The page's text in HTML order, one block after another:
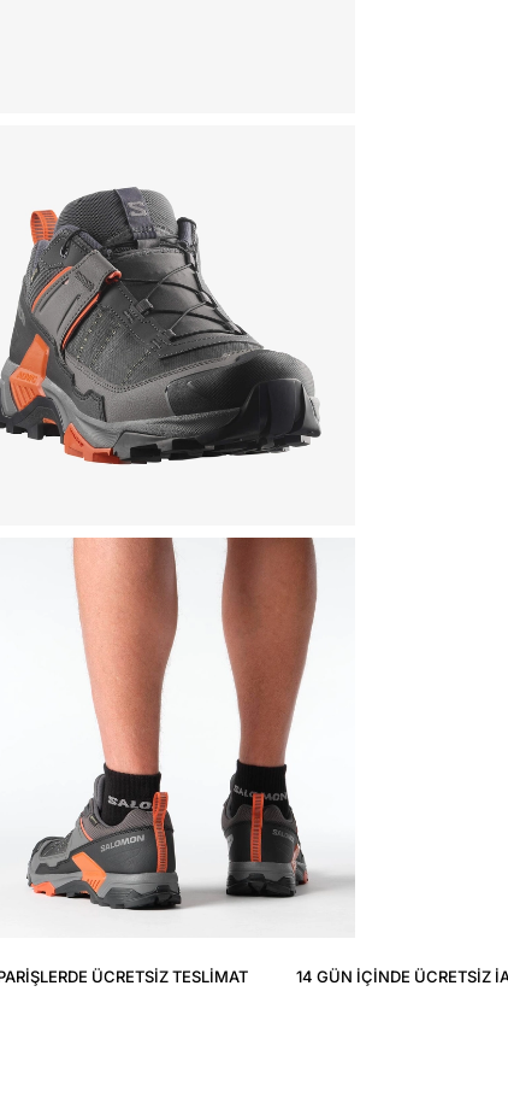
ÜCRETSIZ TESLIMAT 14 GÜN IÇINDE ÜCRETSIZ